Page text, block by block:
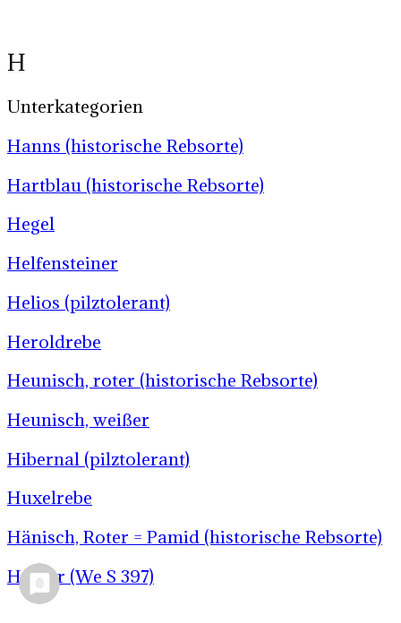
H
Unterkategorien
Hanns (historische Rebsorte)
Hartblau (historische Rebsorte)
Hegel
Helfensteiner
Helios (pilztolerant)
Heroldrebe
Heunisch, roter (historische Rebsorte)
Heunisch, weißer
Hibernal (pilztolerant)
Huxelrebe
Hänisch, Roter = Pamid (historische Rebsorte)
Hölder (We S 397)